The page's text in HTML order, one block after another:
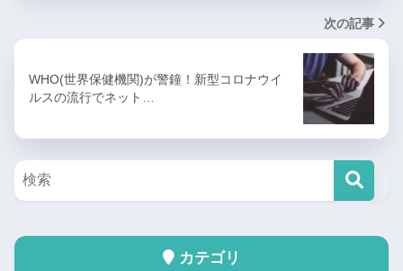
次の記事
WHO(世界保健機関)が警鐘！新型コロナウイ
ルスの流行でネット…
カテゴリ